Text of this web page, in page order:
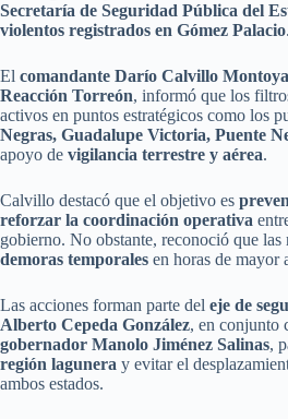
Secretaría de Seguridad Pública del
violentos registrados en Gómez Palacio.
El comandante Darío Calvillo Montoya
Reacción Torreón, informó que los
activos en puntos estratégicos como los
Negras, Guadalupe Victoria, Puente
apoyo de vigilancia terrestre y aérea.
Calvillo destacó que el objetivo es
reforzar la coordinación operativa
gobierno. No obstante, reconoció que las
demoras temporales en horas de mayor
Las acciones forman parte del eje de
Alberto Cepeda González, en conjunto
gobernador Manolo Jiménez Salinas,
región lagunera y evitar el
ambos estados.